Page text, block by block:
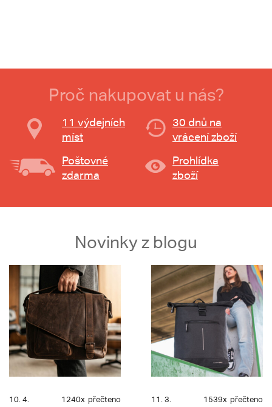
Proč nakupovat u nás?
11 výdejních
míst
30 dnů na
vrácení zboží
Poštovné
zdarma
Prohlídka
zboží
Novinky z blogu
10. 4. 1240x přečteno 11. 3. 1539x přečteno